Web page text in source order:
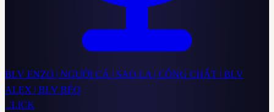
BLV ENZO | NGƯỜI CÁ | SAO LA | CÔNG CHẤT | BLV
ALEX | BLV BÉO
CLICK